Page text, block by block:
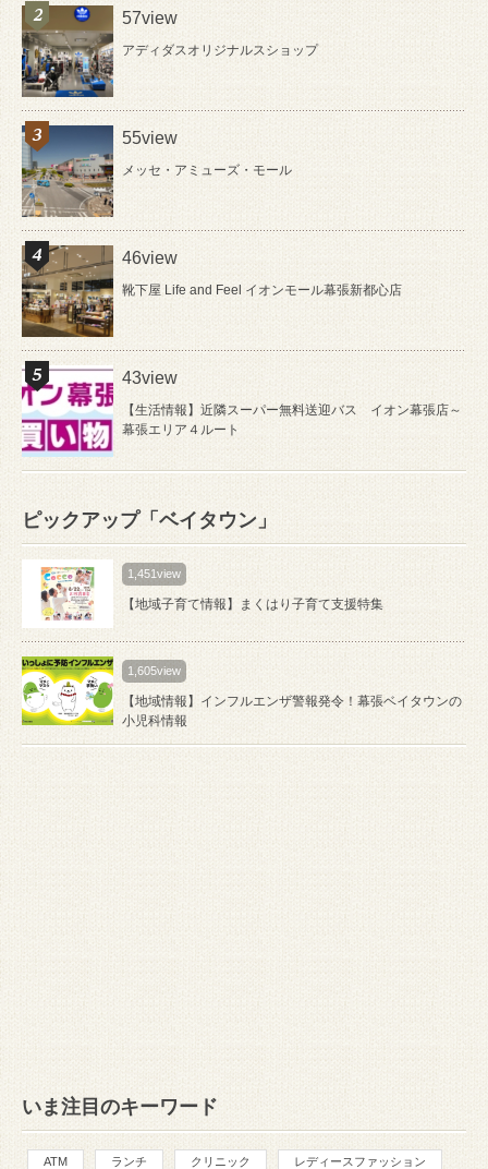
57view
アディダスオリジナルスショップ
55view
メッセ・アミューズ・モール
46view
靴下屋 Life and Feel イオンモール幕張新都心店
43view
【生活情報】近隣スーパー無料送迎バス イオン幕張店～
幕張エリア４ルート
ピックアップ「ベイタウン」
1,451view
【地域子育て情報】まくはり子育て支援特集
1,605view
【地域情報】インフルエンザ警報発令！幕張ベイタウンの
小児科情報
いま注目のキーワード
ATM ランチ クリニック レディースファッション